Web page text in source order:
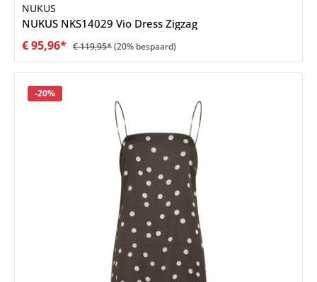
NUKUS
NUKUS NKS14029 Vio Dress Zigzag
€ 95,96* € 119,95*(20% bespaard)
Korting
-20%